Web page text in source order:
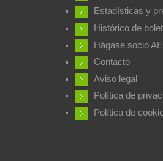
Estadísticas y
Histórico de
Hágase socio
Contacto
Aviso legal
Política de
Política de